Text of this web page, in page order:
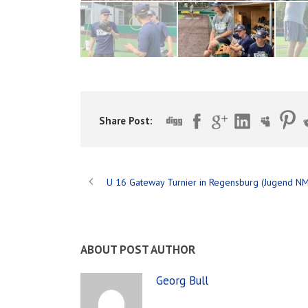
Share Post:
U 16 Gateway Turnier in Regensburg (Jugend
ABOUT POST AUTHOR
Georg Bull